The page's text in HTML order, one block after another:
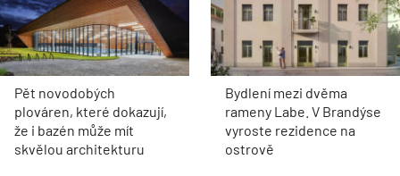
Pět novodobých
plováren, které dokazují,
že i bazén může mít
skvělou architekturu
Bydlení mezi dvěma
rameny Labe. V Brandýse
vyroste rezidence na
ostrově